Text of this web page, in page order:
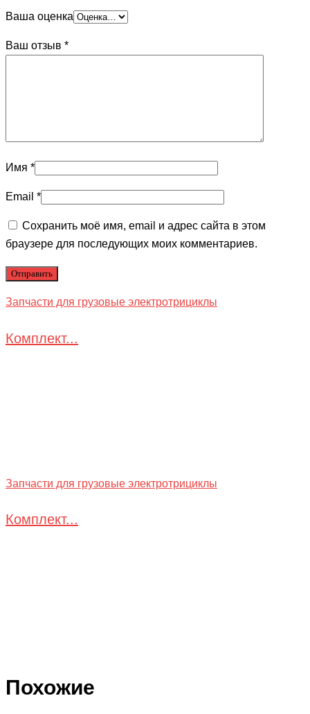
Ваша оценка
Ваш отзыв *
Имя *
Email *
Сохранить моё имя, email и адрес сайта в этом
браузере для последующих моих комментариев.
Запчасти для грузовые электротрициклы
Комплект...
Запчасти для грузовые электротрициклы
Комплект...
Похожие